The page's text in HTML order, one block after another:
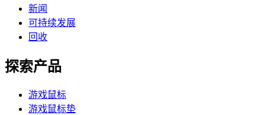
新闻
可持续发展
回收
探索产品
游戏鼠标
游戏鼠标垫